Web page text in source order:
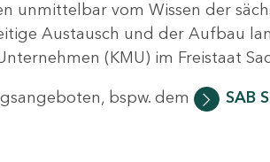
unmittelbar vom Wissen der
Austausch und der Aufbau
(KMU) im Freistaat
bspw. dem SAB